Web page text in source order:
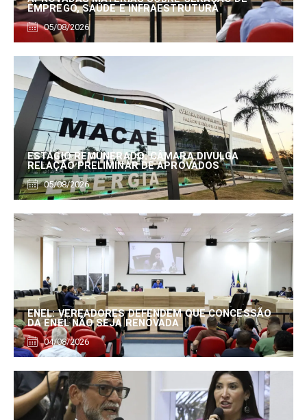
EMPREGO, SAÚDE E INFRAESTRUTURA
05/08/2026
ESTÁGIO REMUNERADO: CÂMARA DIVULGA
RELAÇÃO PRELIMINAR DE APROVADOS
05/08/2026
ENEL: VEREADORES DEFENDEM QUE CONCESSÃO
DA ENEL NÃO SEJA RENOVADA
04/08/2026